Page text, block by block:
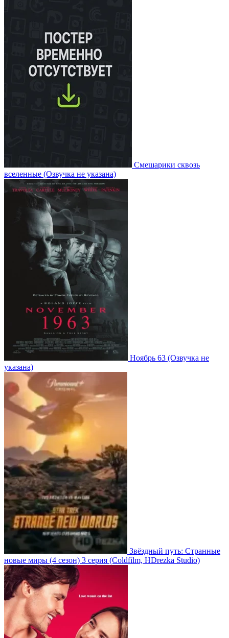
Смешарики сквозь
вселенные (Озвучка не указана)
Ноябрь 63 (Озвучка не
указана)
Звёздный путь: Странные
новые миры (4 сезон) 3 серия (Coldfilm, HDrezka Studio)